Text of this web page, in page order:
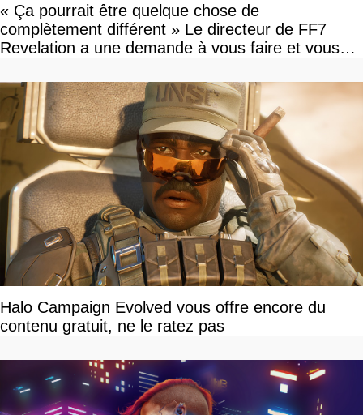
« Ça pourrait être quelque chose de
complètement différent » Le directeur de FF7
Revelation a une demande à vous faire et vous
Halo Campaign Evolved vous offre encore du
contenu gratuit, ne le ratez pas